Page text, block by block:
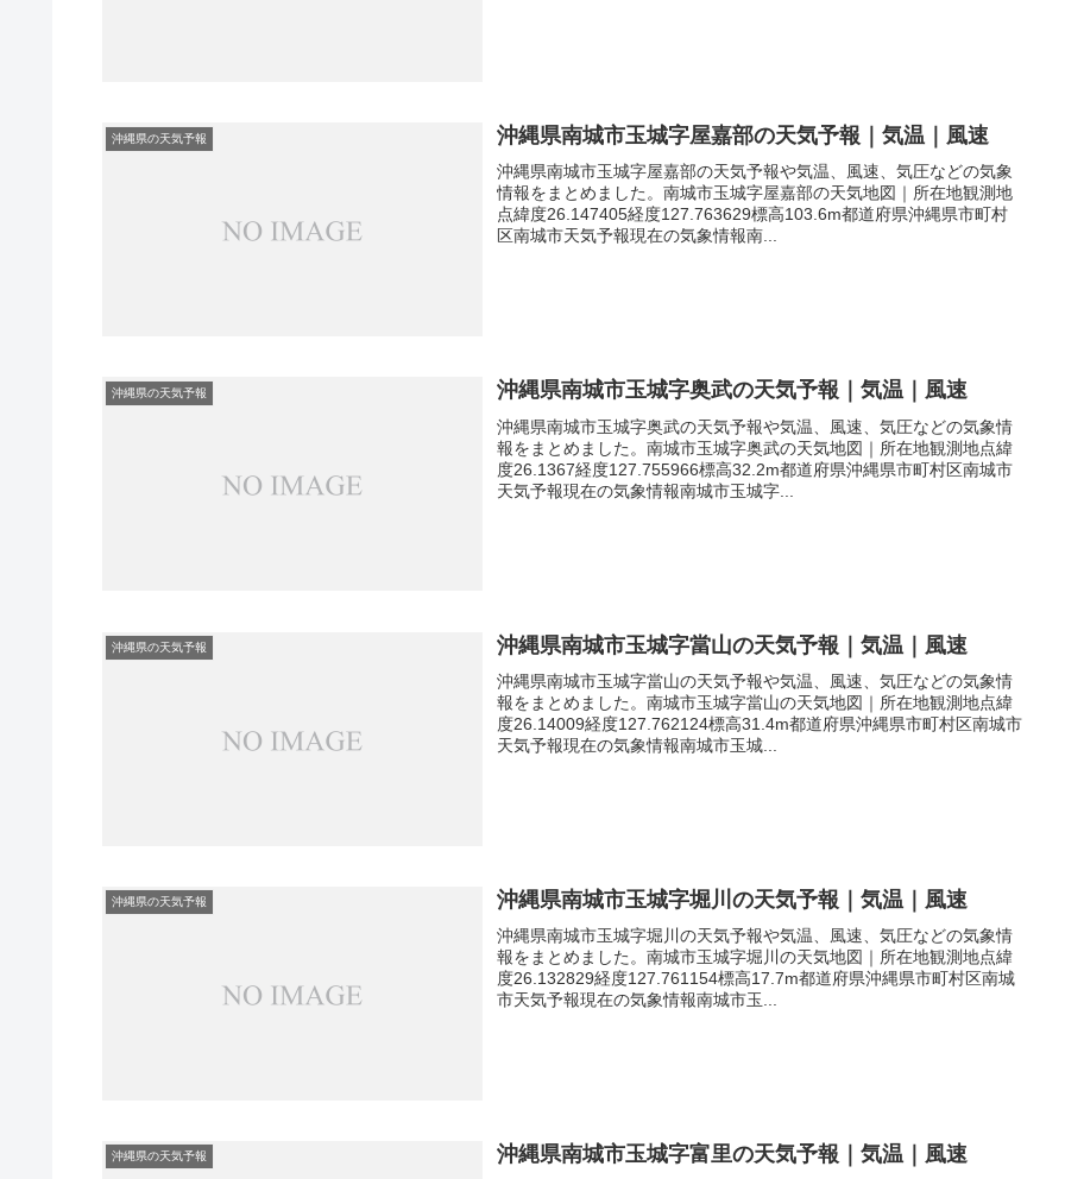
沖縄県の天気予報 沖縄県南城市玉城字屋嘉部の天気予報｜気温｜風速
沖縄県南城市玉城字屋嘉部の天気予報や気温、風速、気圧などの気象
情報をまとめました。南城市玉城字屋嘉部の天気地図｜所在地観測地
点緯度26.147405経度127.763629標高103.6m都道府県沖縄県市町村
区南城市天気予報現在の気象情報南...
沖縄県の天気予報 沖縄県南城市玉城字奥武の天気予報｜気温｜風速
沖縄県南城市玉城字奥武の天気予報や気温、風速、気圧などの気象情
報をまとめました。南城市玉城字奥武の天気地図｜所在地観測地点緯
度26.1367経度127.755966標高32.2m都道府県沖縄県市町村区南城市
天気予報現在の気象情報南城市玉城字...
沖縄県の天気予報 沖縄県南城市玉城字當山の天気予報｜気温｜風速
沖縄県南城市玉城字當山の天気予報や気温、風速、気圧などの気象情
報をまとめました。南城市玉城字當山の天気地図｜所在地観測地点緯
度26.14009経度127.762124標高31.4m都道府県沖縄県市町村区南城市
天気予報現在の気象情報南城市玉城...
沖縄県の天気予報 沖縄県南城市玉城字堀川の天気予報｜気温｜風速
沖縄県南城市玉城字堀川の天気予報や気温、風速、気圧などの気象情
報をまとめました。南城市玉城字堀川の天気地図｜所在地観測地点緯
度26.132829経度127.761154標高17.7m都道府県沖縄県市町村区南城
市天気予報現在の気象情報南城市玉...
沖縄県の天気予報 沖縄県南城市玉城字富里の天気予報｜気温｜風速